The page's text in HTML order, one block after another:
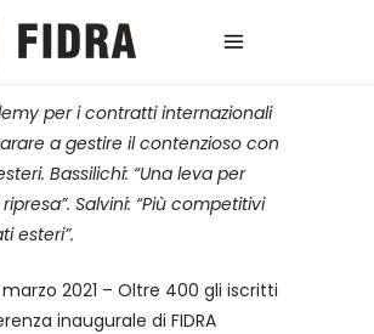
per i contratti internazionali
a gestire il contenzioso con
Bassilichi: “Una leva per
Salvini: “Più competitivi
esteri”.
marzo 2021 – Oltre 400 gli iscritti
inaugurale di FIDRA